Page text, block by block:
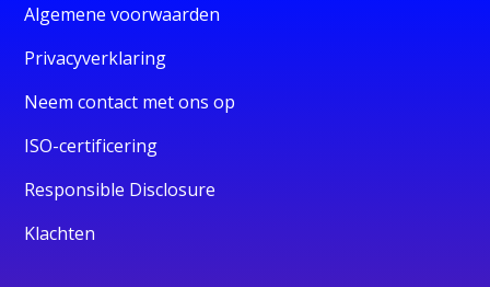
Algemene voorwaarden
Privacyverklaring
Neem contact met ons op
ISO-certificering
Responsible Disclosure
Klachten